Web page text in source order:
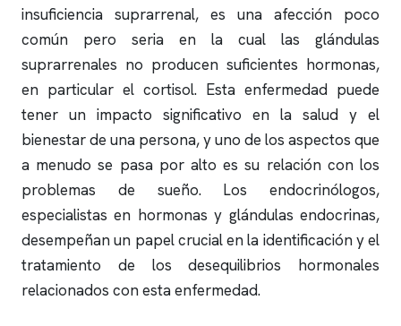
insuficiencia suprarrenal, es una afección poco
común pero seria en la cual las glándulas
suprarrenales no producen suficientes hormonas,
en particular el cortisol. Esta enfermedad puede
tener un impacto significativo en la salud y el
bienestar de una persona, y uno de los aspectos que
a menudo se pasa por alto es su relación con los
problemas de sueño. Los endocrinólogos,
especialistas en hormonas y glándulas endocrinas,
desempeñan un papel crucial en la identificación y el
tratamiento de los desequilibrios hormonales
relacionados con esta enfermedad.